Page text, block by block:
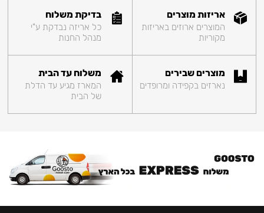
אריזות מוצרים
המוצרים ארוזים באריזות
מקוריות
בדיקת משלוח
כל אריזה נבדקת ע"י
מנהל החנות
מוצרים שבירים
נארזים בקפידה ומרופדים
משלוח עד הבית
המארז מגיע עד הדלת
של הבית